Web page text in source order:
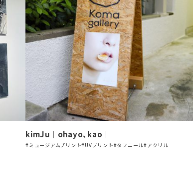
​kimJu｜ohayo、kao｜
#ミュージアムプリント#UVプリント#タフニール#アクリル